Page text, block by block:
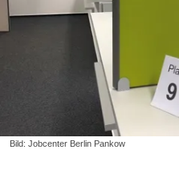
Bild: Jobcenter Berlin Pankow